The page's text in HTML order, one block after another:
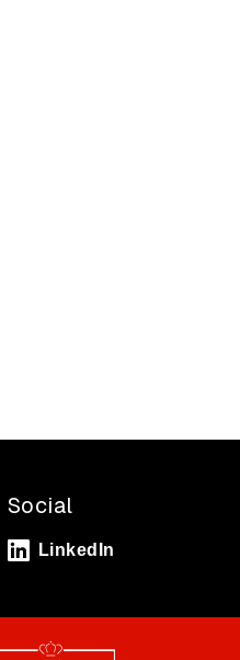
Social
LinkedIn